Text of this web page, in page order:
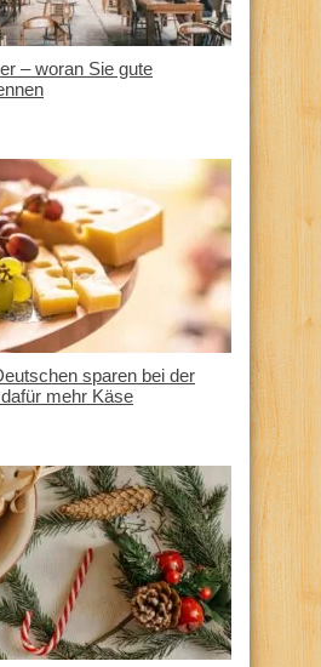
– woran Sie gute
sparen bei der
mehr Käse